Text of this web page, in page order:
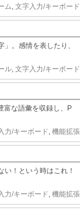
ム, 文字入力/キーボード
。感情を表したり、
ル, 文字入力/キーボード
富な語彙を収録し、P
力/キーボード, 機能拡張
！という時はこれ！
力/キーボード, 機能拡張